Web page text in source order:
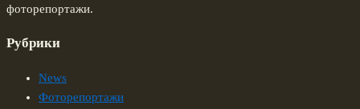
фоторепортажи.
Рубрики
News
Фоторепортажи